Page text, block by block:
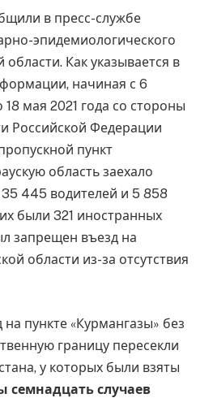
в пресс-службе
эпидемиологического
Как указывается в
начиная с 6
18 мая 2021 года со стороны
Российской Федерации
пункт
область заехало
35 445 водителей и 5 858
были 321 иностранных
запрещен въезд на
области из-за отсутствия
пункте «Курмангазы» без
границу пересекли
у которых были взяты
семнадцать случаев